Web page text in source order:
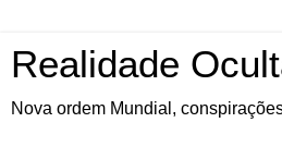
Realidade
Nova ordem Mundial,